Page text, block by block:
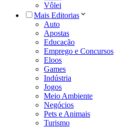
Vôlei
Mais Editorias
Auto
Apostas
Educação
Emprego e Concursos
Eloos
Games
Indústria
Jogos
Meio Ambiente
Negócios
Pets e Animais
Turismo